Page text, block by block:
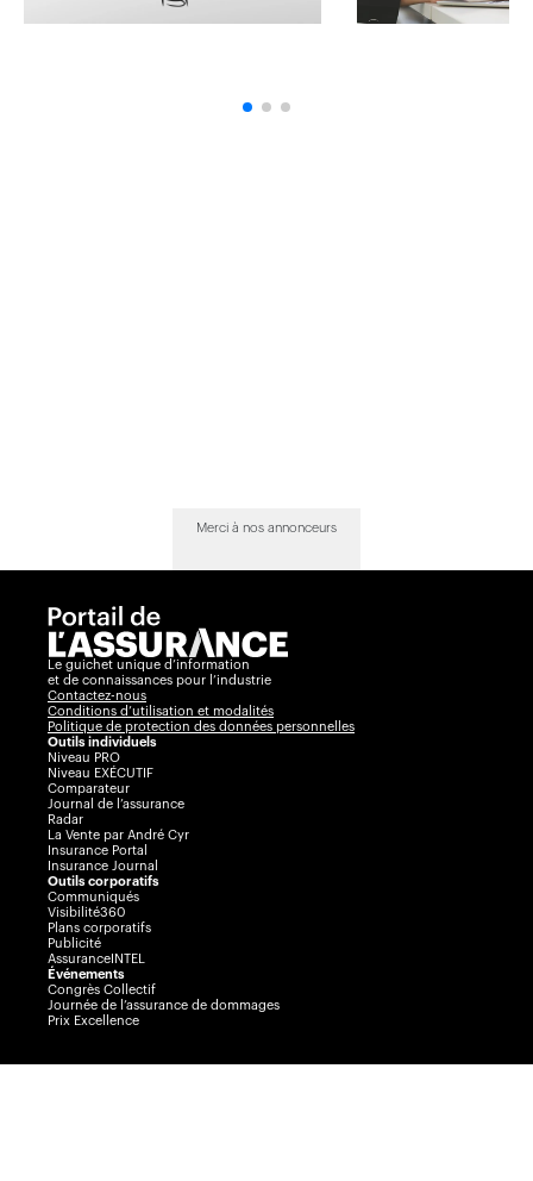
Merci à nos annonceurs
Le guichet unique d’information
et de connaissances pour l’industrie
Contactez-nous
Conditions d’utilisation et modalités
Politique de protection des données personnelles
Outils individuels
Niveau PRO
Niveau EXÉCUTIF
Comparateur
Journal de l’assurance
Radar
La Vente par André Cyr
Insurance Portal
Insurance Journal
Outils corporatifs
Communiqués
Visibilité360
Plans corporatifs
Publicité
AssuranceINTEL
Événements
Congrès Collectif
Journée de l’assurance de dommages
Prix Excellence